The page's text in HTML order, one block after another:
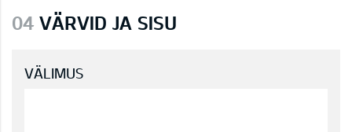
04 VÄRVID JA SISU
VÄLIMUS